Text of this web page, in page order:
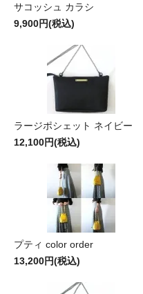
サコッシュ カラシ
9,900円(税込)
ラージポシェット ネイビー
12,100円(税込)
プティ color order
13,200円(税込)